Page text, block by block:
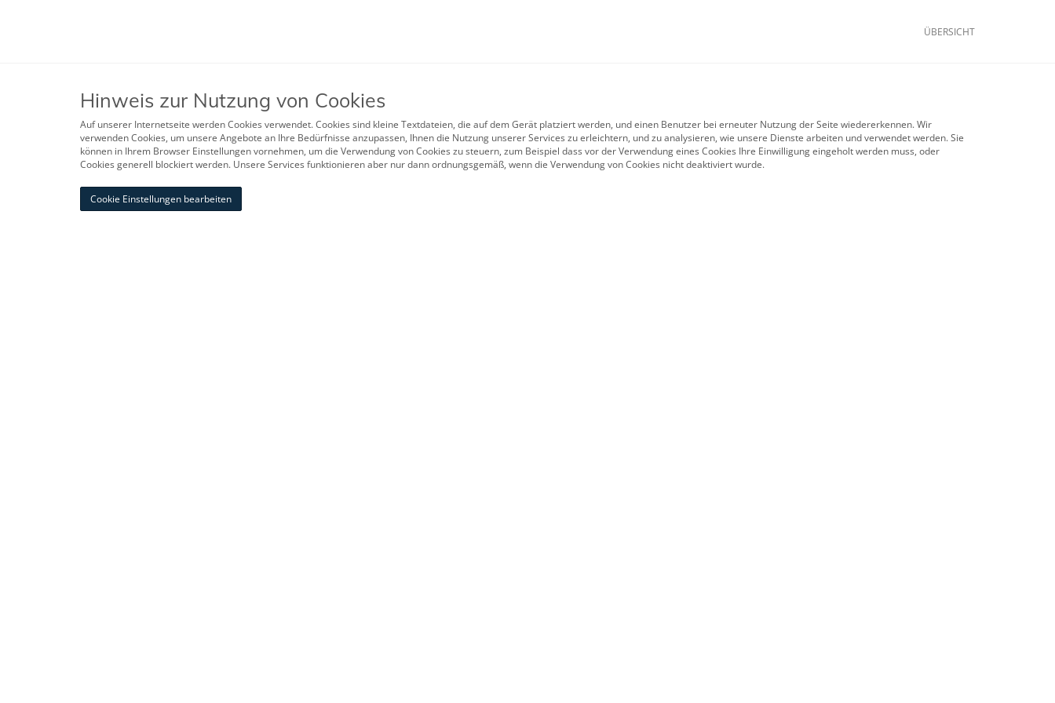
ÜBERSICHT
Hinweis zur Nutzung von Cookies
Auf unserer Internetseite werden Cookies verwendet. Cookies sind kleine Textdateien, die auf dem Gerät platziert werden, und einen Benutzer bei erneuter Nutzung der Seite wiedererkennen. Wir
verwenden Cookies, um unsere Angebote an Ihre Bedürfnisse anzupassen, Ihnen die Nutzung unserer Services zu erleichtern, und zu analysieren, wie unsere Dienste arbeiten und verwendet werden. Sie
können in Ihrem Browser Einstellungen vornehmen, um die Verwendung von Cookies zu steuern, zum Beispiel dass vor der Verwendung eines Cookies Ihre Einwilligung eingeholt werden muss, oder
Cookies generell blockiert werden. Unsere Services funktionieren aber nur dann ordnungsgemäß, wenn die Verwendung von Cookies nicht deaktiviert wurde.
Cookie Einstellungen bearbeiten